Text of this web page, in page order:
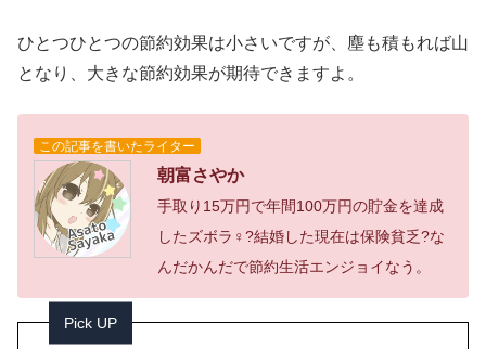
ひとつひとつの節約効果は小さいですが、塵も積もれば山
となり、大きな節約効果が期待できますよ。
この記事を書いたライター
朝富さやか
手取り15万円で年間100万円の貯金を達成
したズボラ♀?結婚した現在は保険貧乏?な
んだかんだで節約生活エンジョイなう。
Pick UP